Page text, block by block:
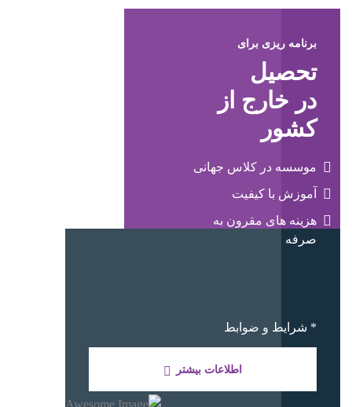
برنامه ریزی برای
تحصیل
در خارج از
کشور
موسسه در کلاس جهانی
آموزش با کیفیت
هزینه های مقرون به
صرفه
* شرایط و ضوابط
اطلاعات بیشتر